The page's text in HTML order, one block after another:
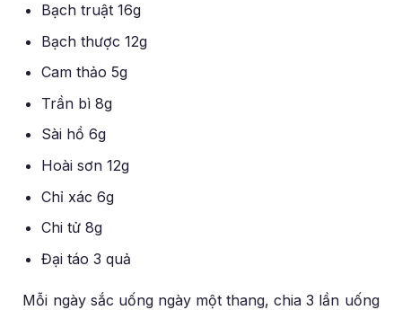
Bạch truật 16g
Bạch thược 12g
Cam thảo 5g
Trần bì 8g
Sài hồ 6g
Hoài sơn 12g
Chỉ xác 6g
Chi tử 8g
Đại táo 3 quả
Mỗi ngày sắc uống ngày một thang, chia 3 lần uống